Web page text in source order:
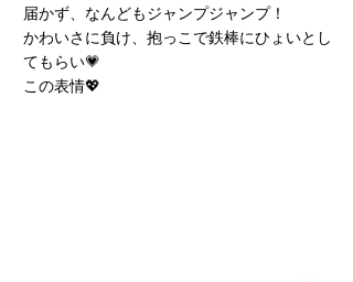
届かず、なんどもジャンプジャンプ！
かわいさに負け、抱っこで鉄棒にひょいとし
てもらい💗
この表情💖